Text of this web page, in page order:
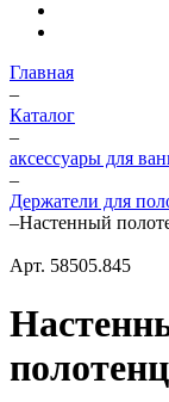
Главная
–
Каталог
–
аксессуары для
–
Держатели для
–Настенный
Арт. 58505.845